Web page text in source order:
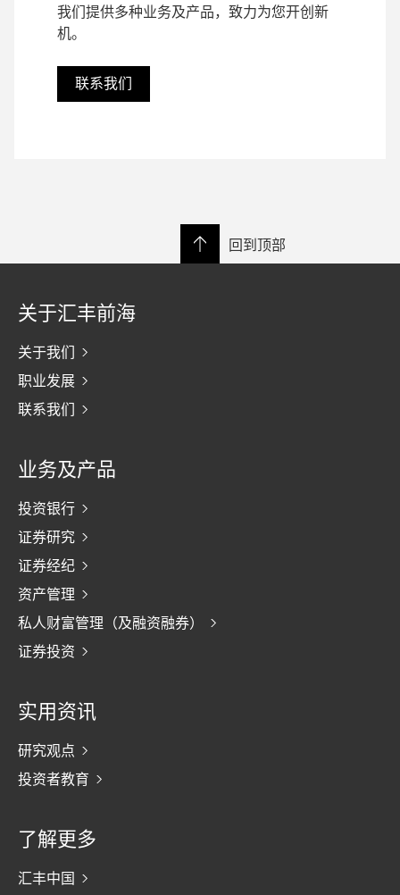
我们提供多种业务及产品，致力为您开创新
机。
联系我们
回到顶部
关于汇丰前海
关于我们
职业发展
联系我们
业务及产品
投资银行
证券研究
证券经纪
资产管理
私人财富管理（及融资融券）
证券投资
实用资讯
研究观点
投资者教育
了解更多
汇丰中国